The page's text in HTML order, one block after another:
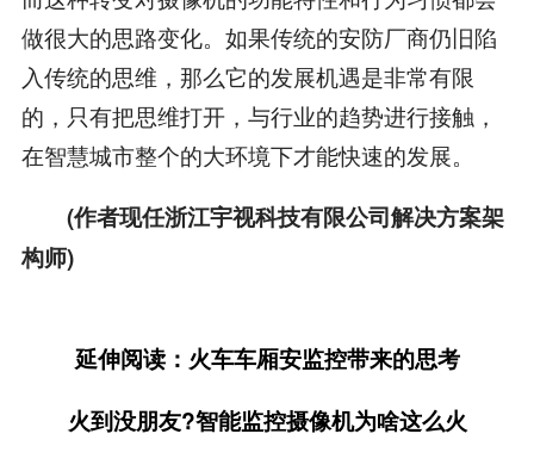
做很大的思路变化。如果传统的安防厂商仍旧陷
入传统的思维，那么它的发展机遇是非常有限
的，只有把思维打开，与行业的趋势进行接触，
在智慧城市整个的大环境下才能快速的发展。
(作者现任浙江宇视科技有限公司解决方案架
构师)
延伸阅读：火车车厢安监控带来的思考
火到没朋友?智能监控摄像机为啥这么火